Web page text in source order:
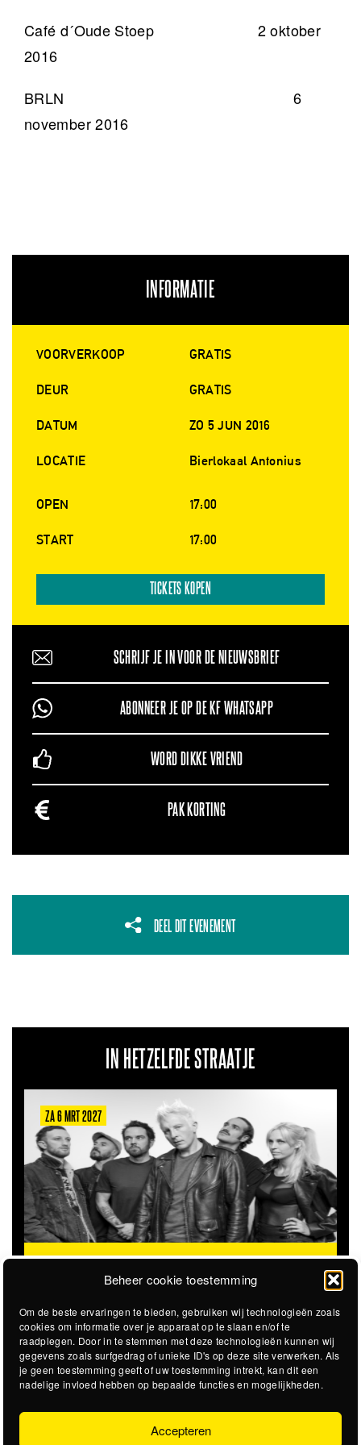
Beheer cookie toestemming
Om de beste ervaringen te bieden, gebruiken wij technologieën zoals
cookies om informatie over je apparaat op te slaan en/of te
raadplegen. Door in te stemmen met deze technologieën kunnen wij
gegevens zoals surfgedrag of unieke ID's op deze site verwerken. Als
je geen toestemming geeft of uw toestemming intrekt, kan dit een
nadelige invloed hebben op bepaalde functies en mogelijkheden.
Accepteren
Café d´Oude Stoep 2 oktober
2016
BRLN 6
november 2016
INFORMATIE
VOORVERKOOP GRATIS
DEUR GRATIS
DATUM ZO 5 JUN 2016
LOCATIE Bierlokaal Antonius
OPEN 17:00
START 17:00
TICKETS KOPEN
SCHRIJF JE IN VOOR DE NIEUWSBRIEF
ABONNEER JE OP DE KF WHATSAPP
WORD DIKKE VRIEND
PAK KORTING
DEEL DIT EVENEMENT
IN HETZELFDE STRAATJE
ZA 22 AUG 2026
STICKY SWEET
@STADSSTRAND
STEVIGE GARAGEROCK OP HET
STADSSTRAND